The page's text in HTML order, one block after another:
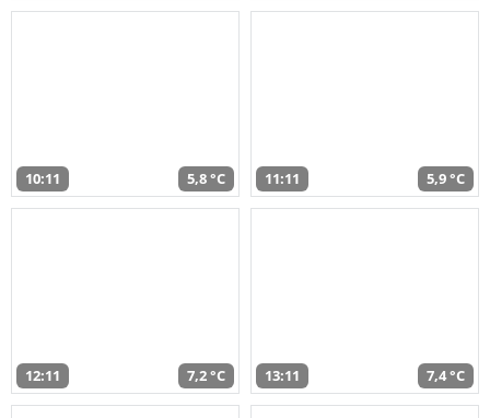
10:11 5,8 °C 11:11 5,9 °C
12:11 7,2 °C 13:11 7,4 °C